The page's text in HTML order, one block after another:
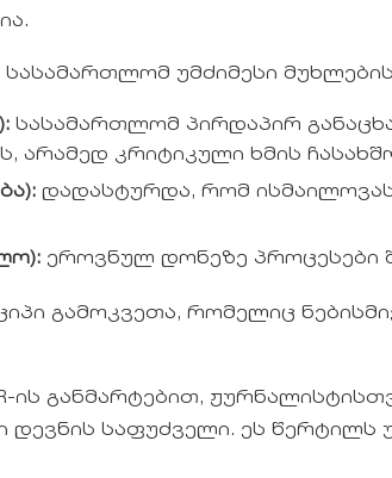
სასამართლომ უმძიმესი
სასამართლომ პირდაპირ
არამედ კრიტიკული ხმის
დადასტურდა, რომ
ეროვნულ დონეზე პროცესები
გამოკვეთა, რომელიც
ის განმარტებით,
დევნის საფუძველი. ეს წერტილს